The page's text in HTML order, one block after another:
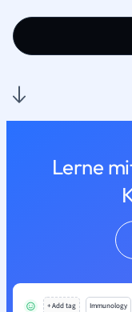
Lerne
+ Add tag Immunology